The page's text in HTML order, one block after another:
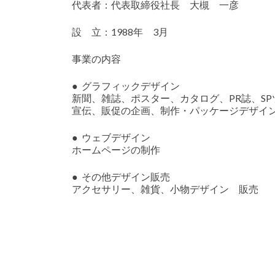
代表者：代表取締役社長 大槻 一彦
設 立：1988年 3月
事業の内容
● グラフィックデザイン
新聞、雑誌、ポスター、カタログ、PR誌、SP
宣伝、販促の企画、制作・パッケージデザイ
● ウェブデザイン
ホームページの制作
● その他デザイン販売
アクセサリー、雑貨、小物デザイン 販売